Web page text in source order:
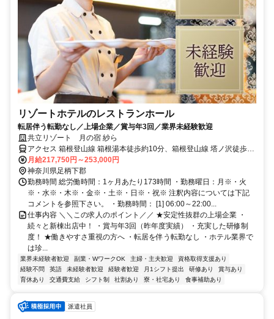
リゾートホテルのレストランホール
転居伴う転勤なし／上場企業／賞与年3回／業界未経験歓迎
共立リゾート 月の宿 紗ら
アクセス 箱根登山線 箱根湯本徒歩約10分、箱根登山線 塔ノ沢徒歩約
18分、箱根登山線 入生田徒歩約35分
月給217,750円～253,000円
神奈川県足柄下郡
勤務時間 総労働時間：1ヶ月あたり173時間 ・勤務曜日：月※・火
※・水※・木※・金※・土※・日※・祝※ 注釈内容については下記
コメントを参照下さい。 ・勤務時間： [1] 06:00～22:00...
仕事内容 ＼＼この求人のポイント／／ ★安定性抜群の上場企業 ・
続々と新棟出店中！ ・賞与年3回（昨年度実績） ・充実した研修制
度！ ★働きやすさ重視の方へ ・転居を伴う転勤なし ・ホテル業界で
は珍...
業界未経験者歓迎 副業・WワークOK 主婦・主夫歓迎
資格取得支援あり
経験不問
英語 未経験者歓迎 経験者歓迎 月1シフト提出 研修あり
賞与あり
育休あり
交通費支給 シフト制 社割あり 寮・社宅あり 食事補助あり
派遣社員